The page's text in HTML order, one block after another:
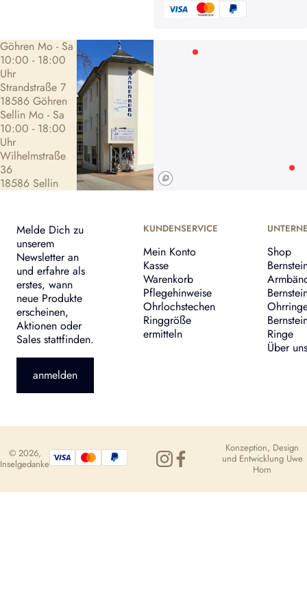
Göhren Mo - Sa
10:00 - 18:00
Uhr
Strandstraße 7
18586 Göhren
Sellin Mo - Sa
10:00 - 18:00
Uhr
Wilhelmstraße
36
18586 Sellin
Melde Dich zu
unserem
Newsletter an
und erfahre als
erstes, wann
neue Produkte
erscheinen,
Aktionen oder
Sales stattfinden.
anmelden
KUNDENSERVICE
Mein Konto
Kasse
Warenkorb
Pflegehinweise
Ohrlochstechen
Ringgröße
ermitteln
Shop
Ringe
Über uns
© 2026,
Inselgedanke
Konzeption, Design
und Entwicklung Uwe
Horn